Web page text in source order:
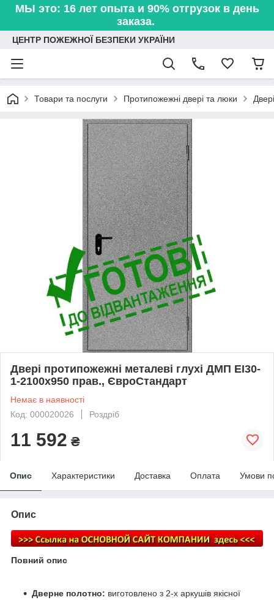
МЫ это: 16 лет опыта и 90% отгрузок в день
заказа.
ЦЕНТР ПОЖЕЖНОЇ БЕЗПЕКИ УКРАЇНИ
Товари та послуги Протипожежні двері та люки
Двері протипожежні металеві глухі ДМП ЕІ30-
1-2100х950 прав., ЄвроСтандарт
Немає в наявності
Код: 000020026
Роздріб
11 592 ₴
Опис Характеристики Доставка Оплата Умови
Опис
Повний опис
Дверне полотно: виготовлено з 2-х аркушів якісної